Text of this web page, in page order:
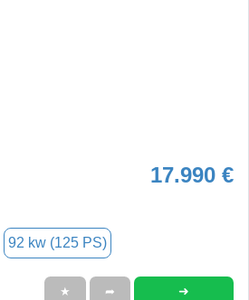
17.990 €
92 kw (125 PS)
★ ➦ ➜